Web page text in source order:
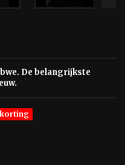
De belangrijkste
korting